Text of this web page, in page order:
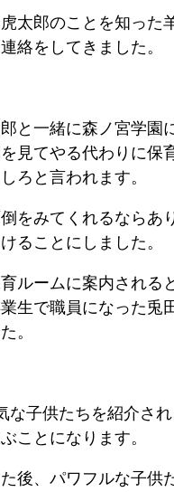
太郎のことを知った
絡をしてきました。
と一緒に森ノ宮学園
見てやる代わりに保
ろと言われます。
をみてくれるならあ
ることにしました。
ルームに案内される
生で職員になった兎
。
な子供たちを紹介さ
ことになります。
後、パワフルな子供